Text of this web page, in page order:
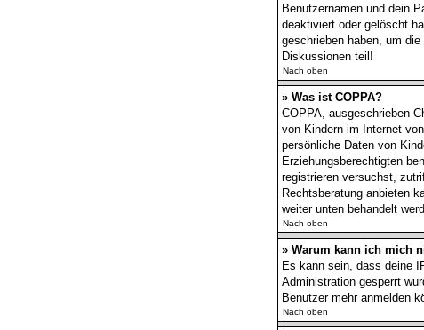
Benutzernamen und dein
deaktiviert oder gelöscht
geschrieben haben, um
Diskussionen teil!
Nach oben
» Was ist COPPA?
COPPA, ausgeschrieben
von Kindern im Internet
persönliche Daten von
Erziehungsberechtigten
registrieren versuchst,
Rechtsberatung anbieten
weiter unten behandelt
Nach oben
» Warum kann ich mich
Es kann sein, dass deine
Administration gesperrt
Benutzer mehr anmelden
Nach oben